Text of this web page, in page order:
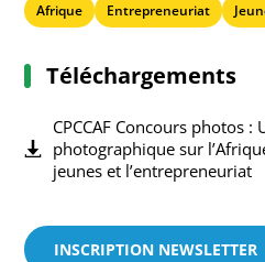
Afrique Entrepreneuriat
Téléchargements
CPCCAF Concours photos :
photographique sur
jeunes et l’entrepreneuriat
INSCRIPTION NEWSLETTER